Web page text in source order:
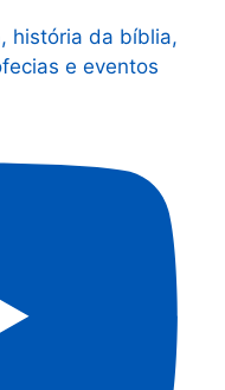
história da bíblia,
e eventos